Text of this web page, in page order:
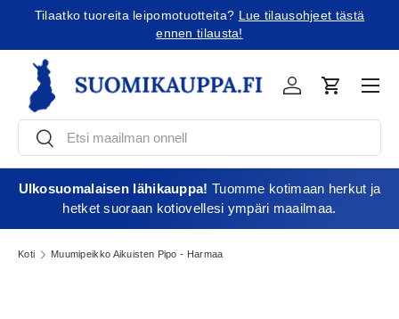
Tilaatko tuoreita leipomotuotteita? Lue tilausohjeet tästä
ennen tilausta!
EtsiEtsi
KirjauduOstoskori
Ulkosuomalaisen lähikauppa! Tuomme kotimaan herkut ja
hetket suoraan kotiovellesi ympäri maailmaa.
Koti Muumipeikko Aikuisten Pipo - Harmaa